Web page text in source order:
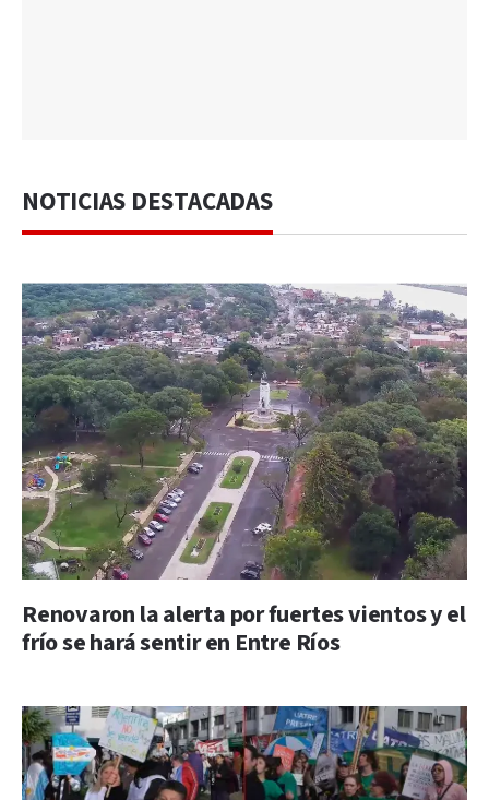
NOTICIAS DESTACADAS
Renovaron la alerta por fuertes vientos y el
frío se hará sentir en Entre Ríos